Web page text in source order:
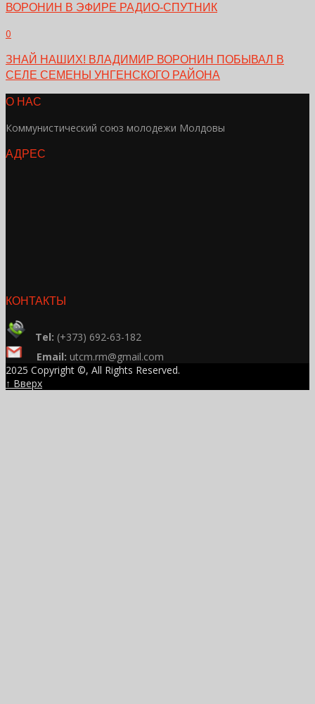
ВОРОНИН В ЭФИРЕ РАДИО-СПУТНИК
0
ЗНАЙ НАШИХ! ВЛАДИМИР ВОРОНИН ПОБЫВАЛ В
СЕЛЕ СЕМЕНЫ УНГЕНСКОГО РАЙОНА
О НАС
Коммунистический союз молодежи Молдовы
АДРЕС
КОНТАКТЫ
Tel: (+373) 692-63-182
Email: utcm.rm@gmail.com
2025 Copyright ©, All Rights Reserved.
↑ Вверх